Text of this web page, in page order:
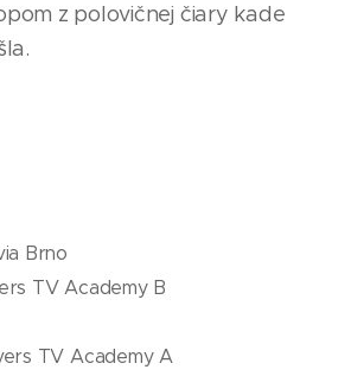
z polovičnej čiary kade
Brno 🇨🇿
TV Academy B
TV Academy A